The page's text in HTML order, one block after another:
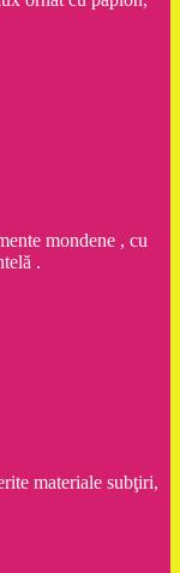
mondene , cu
.
materiale subţiri,